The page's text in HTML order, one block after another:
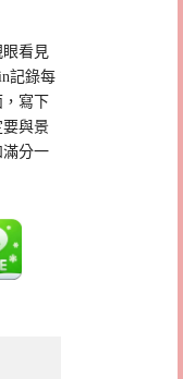
看見
記錄每
寫下
與景
分一